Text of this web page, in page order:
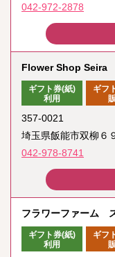
042-972-2878
Flower Shop Seira
ギフト券(紙)
利用
ギフ
357-0021
埼玉県飯能市双柳６
042-978-8741
フラワーファーム
ギフト券(紙)
利用
ギフ